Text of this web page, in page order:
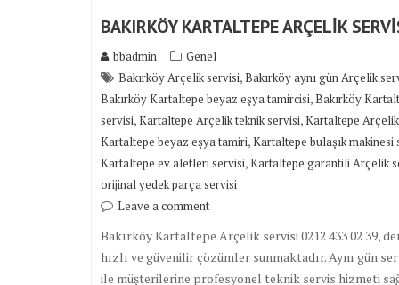
BAKIRKÖY KARTALTEPE ARÇELİK
bbadmin
Genel
Bakırköy Arçelik servisi,Bakırköy aynı gün Arçelik
Bakırköy Kartaltepe beyaz eşya tamircisi,Bakırköy
servisi,Kartaltepe Arçelik teknik servisi,Kartaltepe Arçelik
Kartaltepe beyaz eşya tamiri,Kartaltepe bulaşık makinesi
Kartaltepe ev aletleri servisi,Kartaltepe garantili Arçelik
orijinal yedek parça servisi
Leave a comment
Bakırköy Kartaltepe Arçelik servisi 0212 433 02 39,
hızlı ve güvenilir çözümler sunmaktadır. Aynı gün
ile müşterilerine profesyonel teknik servis hizmeti